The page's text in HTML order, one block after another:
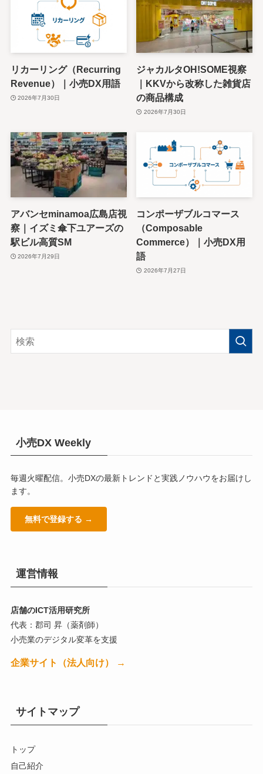
リカーリング（Recurring
Revenue）｜小売DX用語
2026年7月30日
ジャカルタOH!SOME視察
｜KKVから改称した雑貨店
の商品構成
2026年7月30日
アバンセminamoa広島店視
察｜イズミ傘下ユアーズの
駅ビル高質SM
2026年7月29日
コンポーザブルコマース
（Composable
Commerce）｜小売DX用
語
2026年7月27日
小売DX Weekly
毎週火曜配信。小売DXの最新トレンドと実践ノウハウをお届けし
ます。
無料で登録する →
運営情報
店舗のICT活用研究所
代表：郡司 昇（薬剤師）
小売業のデジタル変革を支援
企業サイト（法人向け） →
サイトマップ
トップ
自己紹介